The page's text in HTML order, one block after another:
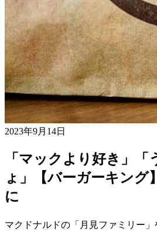
2023年9月14日
「マックより好き」「
ょ」【バーガーキング
に
マクドナルドの「月見ファミリー